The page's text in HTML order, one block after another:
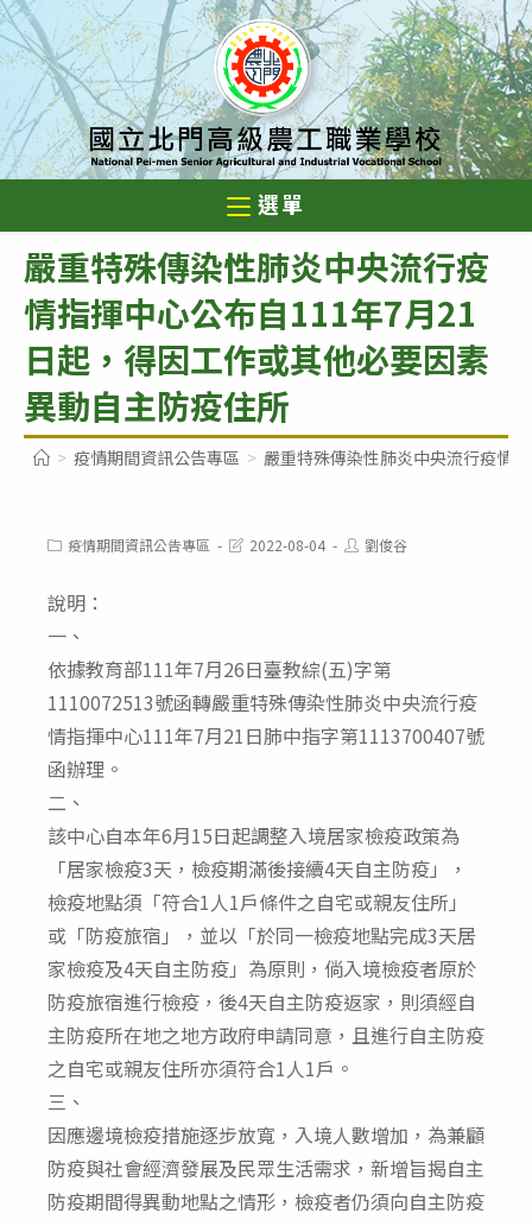
跳
轉
主
要
內
選單
嚴重特殊傳染性肺炎中央流行疫
情指揮中心公布自111年7月21
日起，得因工作或其他必要因素
異動自主防疫住所
> 疫情期間資訊公告專區 > 嚴重特殊傳染性肺炎中央流行疫情
Post疫情期間資訊公告專區
Post2022-08-04
Post劉俊谷
說明：
一、
依據教育部111年7月26日臺教綜(五)字第
1110072513號函轉嚴重特殊傳染性肺炎中央流行疫
情指揮中心111年7月21日肺中指字第1113700407號
函辦理。
二、
該中心自本年6月15日起調整入境居家檢疫政策為
「居家檢疫3天，檢疫期滿後接續4天自主防疫」，
檢疫地點須「符合1人1戶條件之自宅或親友住所」
或「防疫旅宿」，並以「於同一檢疫地點完成3天居
家檢疫及4天自主防疫」為原則，倘入境檢疫者原於
防疫旅宿進行檢疫，後4天自主防疫返家，則須經自
主防疫所在地之地方政府申請同意，且進行自主防疫
之自宅或親友住所亦須符合1人1戶。
三、
因應邊境檢疫措施逐步放寬，入境人數增加，為兼顧
防疫與社會經濟發展及民眾生活需求，新增旨揭自主
防疫期間得異動地點之情形，檢疫者仍須向自主防疫